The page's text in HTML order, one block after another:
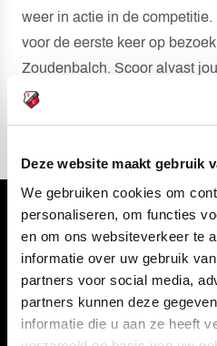
Deze website maakt gebruik
We gebruiken cookies om
personaliseren, om functies
en om ons websiteverkeer te
informatie over uw gebruik
partners voor social media,
partners kunnen deze
informatie die u aan ze heeft
weer in actie in de
voor de eerste keer op
Zoudenbalch. Scoor alvast
wedstrijd via de
Volg ons ook via
Navigeer naar